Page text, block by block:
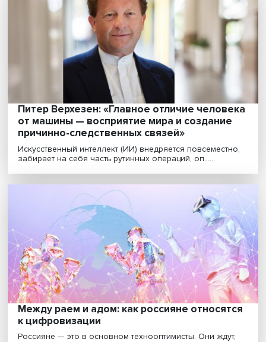
«Сколково» поддержит проекты по
внедрению ИИ в 2023 году более чем на
млн рублей
Идет приём заявок на участие в конкурсном отборе
пилотных проектов апробации технологий
Сбер выпустил новую версию своей
нейросети Kandinsky
Программа способна за несколько секунд создавать
высококачественные изображения по их текстовому